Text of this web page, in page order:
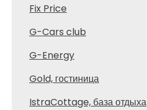
Fix Price
G-Cars club
G-Energy
Gold, гостиница
IstraCottage, база отдыха